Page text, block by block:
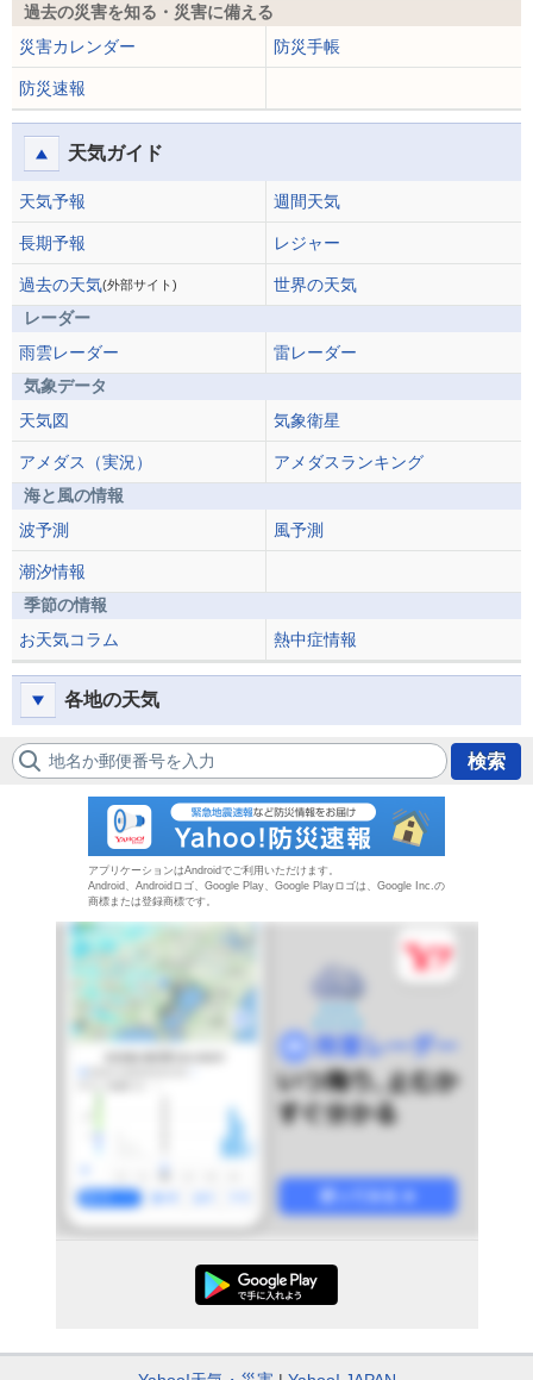
過去の災害を知る・災害に備える
災害カレンダー
防災手帳
防災速報
天気ガイド
天気予報 週間天気
長期予報 レジャー
過去の天気(外部サイト)
世界の天気
レーダー
雨雲レーダー
雷レーダー
気象データ
天気図
気象衛星
アメダス（実況）
アメダスランキング
海と風の情報
波予測
風予測
潮汐情報
季節の情報
お天気コラム
熱中症情報
各地の天気
地名か郵便番号を入力 検索
アプリケーションはAndroidでご利用いただけます。
Android、Androidロゴ、Google Play、Google Playロゴは、Google Inc.の
商標または登録商標です。